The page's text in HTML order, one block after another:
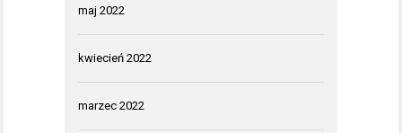
maj 2022
kwiecień 2022
marzec 2022